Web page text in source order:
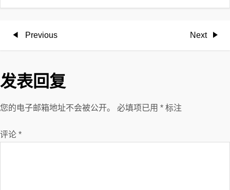
文
导
航
Previous
Previous
Next
Next
发表回复
您的电子邮箱地址不会被公开。 必填项已用 * 标注
评论 *